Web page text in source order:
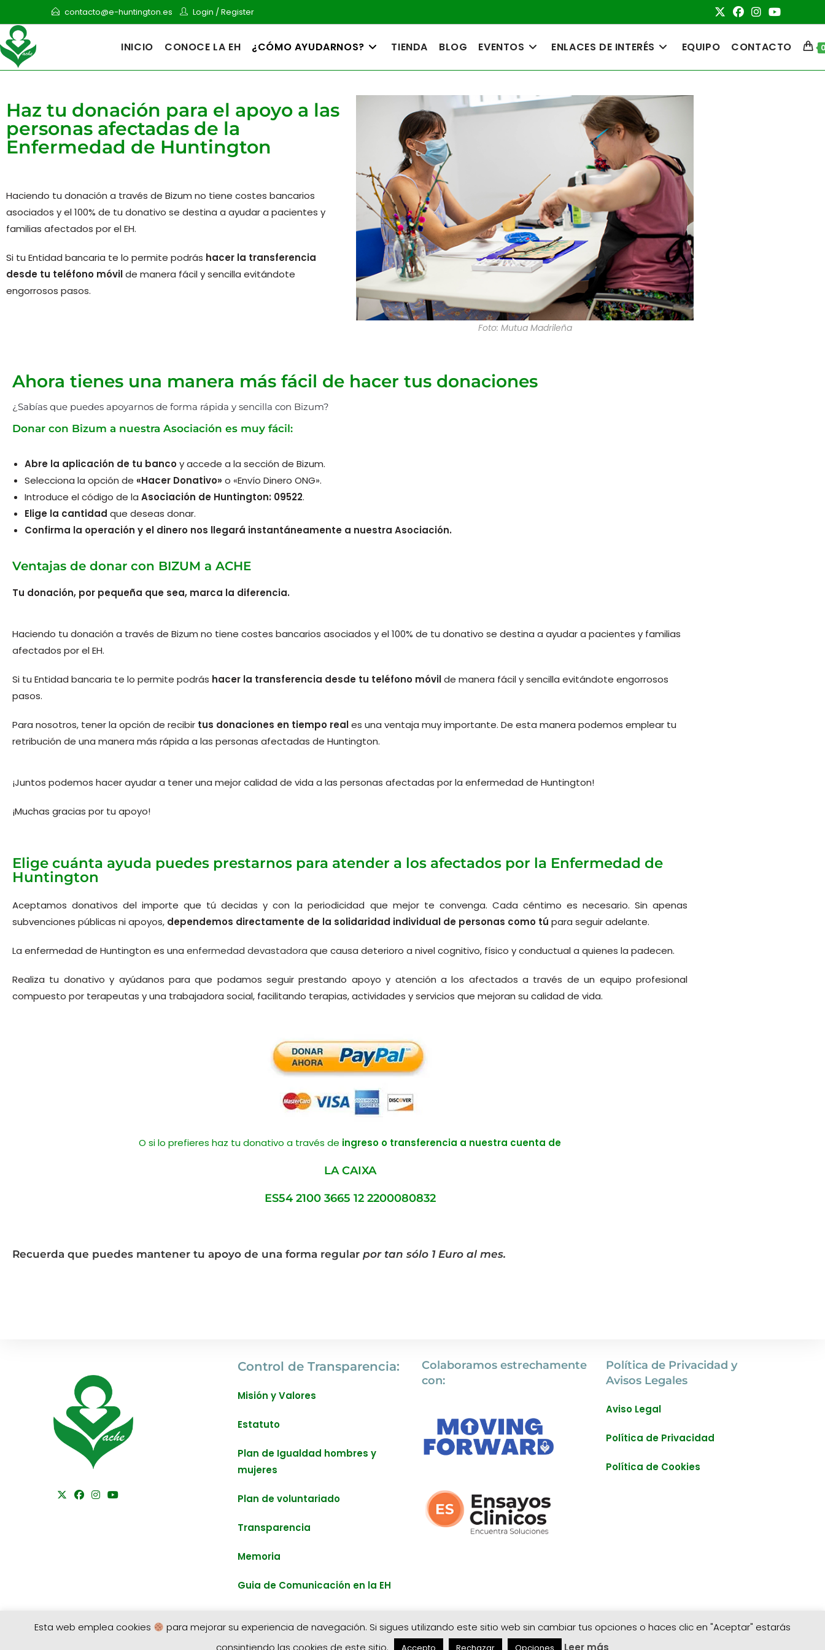
contacto@e-huntington.es Login /Register
INICIO CONOCE LA EH ¿CÓMO AYUDARNOS? TIENDA BLOG EVENTOS ENLACES DE INTERÉS EQUIPO CONTACTO 0
Haz tu donación para el apoyo a las
personas afectadas de la
Enfermedad de Huntington
Haciendo tu donación a través de Bizum no tiene costes bancarios
asociados y el 100% de tu donativo se destina a ayudar a pacientes y
familias afectados por el EH.
Si tu Entidad bancaria te lo permite podrás hacer la transferencia
desde tu teléfono móvilde manera fácil y sencilla evitándote
engorrosos pasos.
Foto: Mutua Madrileña
Ahora tienes una manera más fácil de hacer tus donaciones
¿Sabías que puedes apoyarnos de forma rápida y sencilla con Bizum?
Donar con Bizum a nuestra Asociación es muy fácil:
Abre la aplicación de tu bancoy accede a la sección de Bizum.
Selecciona la opción de «Hacer Donativo» o «Envío Dinero ONG».
Introduce el código de la Asociación de Huntington: 09522.
Elige la cantidad que deseas donar.
Confirma la operación y el dinero nos llegará instantáneamente a nuestra Asociación.
Ventajas de donar con BIZUM a ACHE
Tu donación, por pequeña que sea, marca la diferencia.
Haciendo tu donación a través de Bizum no tiene costes bancarios asociados y el 100% de tu donativo se destina a ayudar a pacientes y familias
afectados por el EH.
Si tu Entidad bancaria te lo permite podrás hacer la transferencia desde tu teléfono móvilde manera fácil y sencilla evitándote engorrosos
pasos.
Para nosotros, tener la opción de recibir tus donaciones en tiempo reales una ventaja muy importante. De esta manera podemos emplear tu
retribución de una manera más rápida a las personas afectadas de Huntington.
¡Juntos podemos hacer ayudar a tener una mejor calidad de vida a las personas afectadas por la enfermedad de Huntington!
¡Muchas gracias por tu apoyo!
Elige cuánta ayuda puedes prestarnos para atender a los afectados por la Enfermedad de
Huntington
Aceptamos donativos del importe que tú decidas y con la periodicidad que mejor te convenga. Cada céntimo es necesario. Sin apenas
subvenciones públicas ni apoyos, dependemos directamente de la solidaridad individual de personas como tú para seguir adelante.
La enfermedad de Huntington es una enfermedad devastadora que causa deterioro a nivel cognitivo, físico y conductual a quienes la padecen.
Realiza tu donativo y ayúdanos para que podamos seguir prestando apoyo y atención a los afectados a través de un equipo profesional
compuesto por terapeutas y una trabajadora social, facilitando terapias, actividades y servicios que mejoran su calidad de vida.
O si lo prefieres haz tu donativo a través de ingreso o transferencia a nuestra cuenta de
LA CAIXA
ES54 2100 3665 12 2200080832
Recuerda que puedes mantener tu apoyo de una forma regular por tan sólo 1 Euro al mes.
Control de Transparencia:
Misión y Valores
Estatuto
Plan de Igualdad hombres y
mujeres
Plan de voluntariado
Transparencia
Memoria
Guia de Comunicación en la EH
Colaboramos estrechamente
con:
Política de Privacidad y
Avisos Legales
Aviso Legal
Política de Privacidad
Política de Cookies
COPYRIGHT ACHE HUNTINGTON 2026- POWERED BY:
GABRIELFLORESCO.COM
Esta web emplea cookies
para mejorar su experiencia de navegación. Si sigues utilizando este sitio web sin cambiar tus opciones o haces clic en "Aceptar" estarás
consintiendo las cookies de este sitio.
Leer más